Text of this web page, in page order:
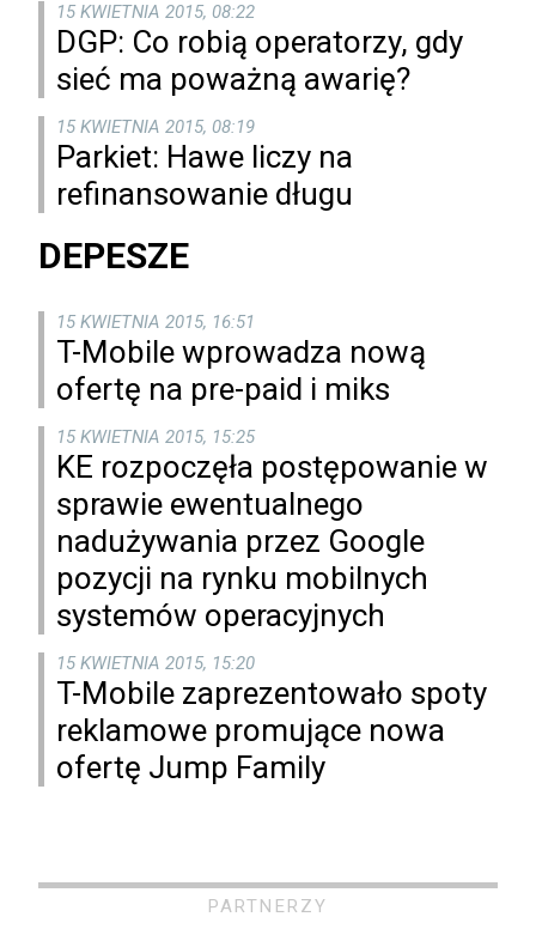
15 KWIETNIA 2015, 08:22
DGP: Co robią operatorzy, gdy
sieć ma poważną awarię?
15 KWIETNIA 2015, 08:19
Parkiet: Hawe liczy na
refinansowanie długu
DEPESZE
15 KWIETNIA 2015, 16:51
T-Mobile wprowadza nową
ofertę na pre-paid i miks
15 KWIETNIA 2015, 15:25
KE rozpoczęła postępowanie w
sprawie ewentualnego
nadużywania przez Google
pozycji na rynku mobilnych
systemów operacyjnych
15 KWIETNIA 2015, 15:20
T-Mobile zaprezentowało spoty
reklamowe promujące nowa
ofertę Jump Family
PARTNERZY